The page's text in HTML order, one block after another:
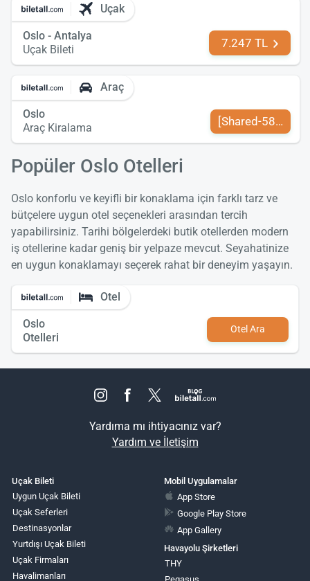
Uçak
Oslo - Antalya
Uçak Bileti
7.247 TL
Araç
Oslo
Araç Kiralama
[Shared-589-tr-
Popüler Oslo Otelleri
Oslo konforlu ve keyifli bir konaklama için farklı tarz ve
bütçelere uygun otel seçenekleri arasından tercih
yapabilirsiniz. Tarihi bölgelerdeki butik otellerden modern
iş otellerine kadar geniş bir yelpaze mevcut. Seyahatinize
en uygun konaklamayı seçerek rahat bir deneyim yaşayın.
Otel
Oslo
Otelleri
Otel Ara
Yardıma mı ihtiyacınız var?
Yardım ve İletişim
Uçak Bileti
Uygun Uçak Bileti
Uçak Seferleri
Destinasyonlar
Yurtdışı Uçak Bileti
Uçak Firmaları
Havalimanları
Mobil Uygulamalar
App Store
Google Play Store
App Gallery
Havayolu Şirketleri
THY